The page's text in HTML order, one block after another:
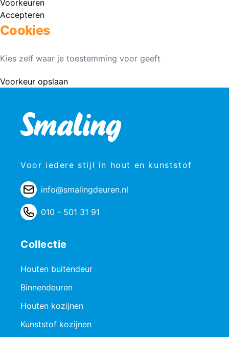
Voorkeuren
Accepteren
Cookies
Kies zelf waar je toestemming voor geeft
Voorkeur opslaan
Voor iedere stijl in hout en kunststof
info@smalingdeuren.nl
010 - 501 31 91
Collectie
Houten buitendeur
Binnendeuren
Houten kozijnen
Kunststof kozijnen